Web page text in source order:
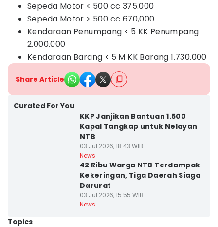
Sepeda Motor < 500 cc 375.000
Sepeda Motor > 500 cc 670,000
Kendaraan Penumpang < 5 KK Penumpang
2.000.000
Kendaraan Barang < 5 M KK Barang 1.730.000
Share Article
Curated For You
KKP Janjikan Bantuan 1.500
Kapal Tangkap untuk Nelayan
NTB
03 Jul 2026, 18:43 WIB
News
42 Ribu Warga NTB Terdampak
Kekeringan, Tiga Daerah Siaga
Darurat
03 Jul 2026, 15:55 WIB
News
Topics